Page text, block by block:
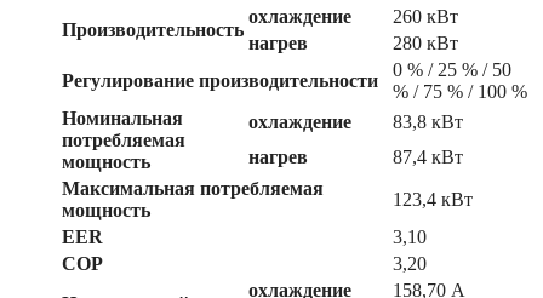
Производительность
охлаждение
260 кВт
нагрев
280 кВт
Регулирование производительности
0 % / 25 % / 50
% / 75 % / 100 %
Номинальная
потребляемая
мощность
охлаждение
83,8 кВт
нагрев
87,4 кВт
Максимальная потребляемая
мощность
123,4 кВт
EER
3,10
COP
3,20
охлаждение
158,70 А